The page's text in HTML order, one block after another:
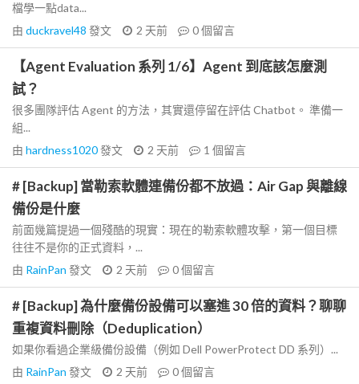
檔學一點data...
由 duckravel48 發文 2 天前 0個留言
【Agent Evaluation 系列 1/6】Agent 到底該怎麼測
試？
很多團隊評估 Agent 的方法，其實還停留在評估 Chatbot。 準備一
組...
由 hardness1020發文 2 天前 1 個留言
# [Backup] 當勒索軟體連備份都不放過：Air Gap 與離線
備份是什麼
前面幾篇提過一個殘酷的現實：現在的勒索軟體攻擊，第一個目標
往往不是你的正式資料，...
由 RainPan 發文 2 天前 0個留言
# [Backup] 為什麼備份設備可以塞進 30 倍的資料？聊聊
重複資料刪除（Deduplication）
如果你看過企業級備份設備（例如 Dell PowerProtect DD 系列）...
由 RainPan 發文 2 天前 0個留言